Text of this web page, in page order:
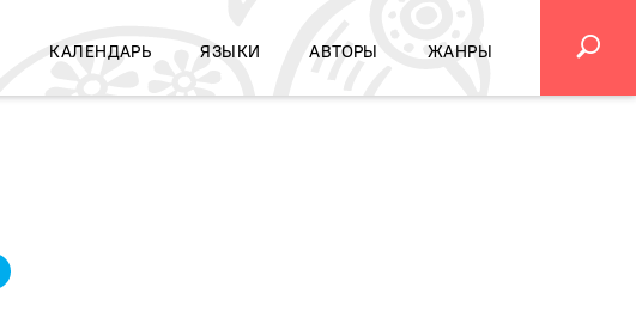
КАЛЕНДАРЬ ЯЗЫКИ АВТОРЫ ЖАНРЫ